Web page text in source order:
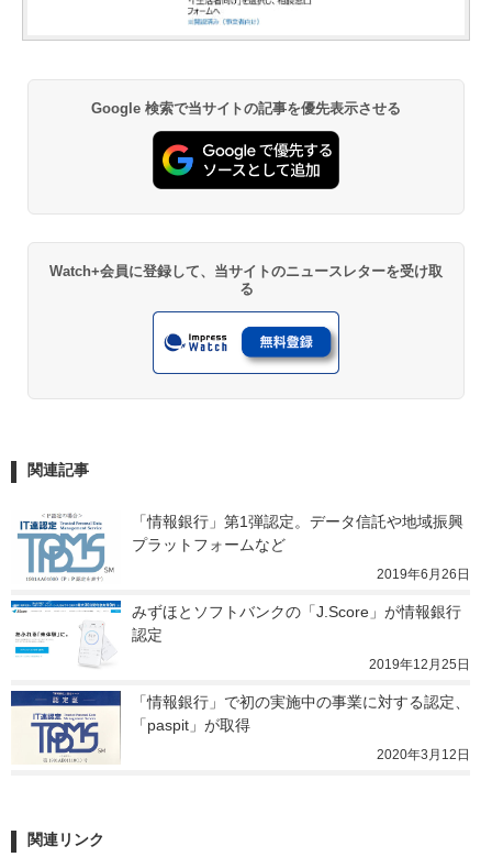
Google 検索で当サイトの記事を優先表示させる
Watch+会員に登録して、当サイトのニュースレターを受け取
る
関連記事
「情報銀行」第1弾認定。データ信託や地域振興
プラットフォームなど
2019年6月26日
みずほとソフトバンクの「J.Score」が情報銀行
認定
2019年12月25日
「情報銀行」で初の実施中の事業に対する認定、
「paspit」が取得
2020年3月12日
関連リンク